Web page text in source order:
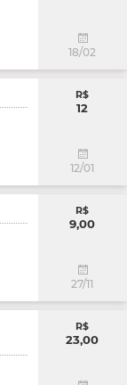
18/02
R$
12
12/01
R$
9,00
27/11
R$
23,00